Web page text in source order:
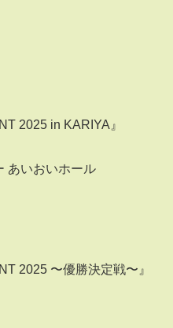
2025 in KARIYA』
あいおいホール
2025 〜優勝決定戦〜』